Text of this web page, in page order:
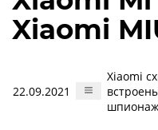
Xiaomi
22.09.2021
Xiaomi